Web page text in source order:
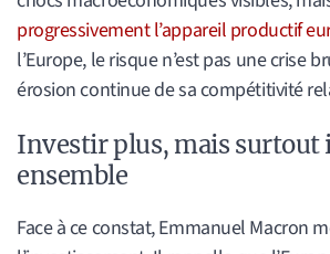
progressivement l’appareil productif
l’Europe, le risque n’est pas une crise
érosion continue de sa compétitivité
Investir plus, mais surtout
ensemble
Face à ce constat, Emmanuel Macron